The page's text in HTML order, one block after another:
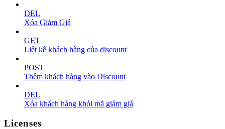
DEL
Xóa Giảm Giá
GET
Liệt kê khách hàng của discount
POST
Thêm khách hàng vào Discount
DEL
Xóa khách hàng khỏi mã giảm giá
Licenses